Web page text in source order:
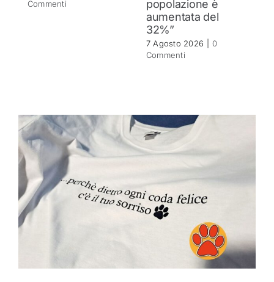
Commenti
popolazione è
aumentata del
32%”
7 Agosto 2026
0
Commenti